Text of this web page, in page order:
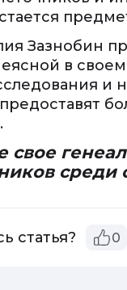
Зазнобин
в
и
свое
среди
статья? 0